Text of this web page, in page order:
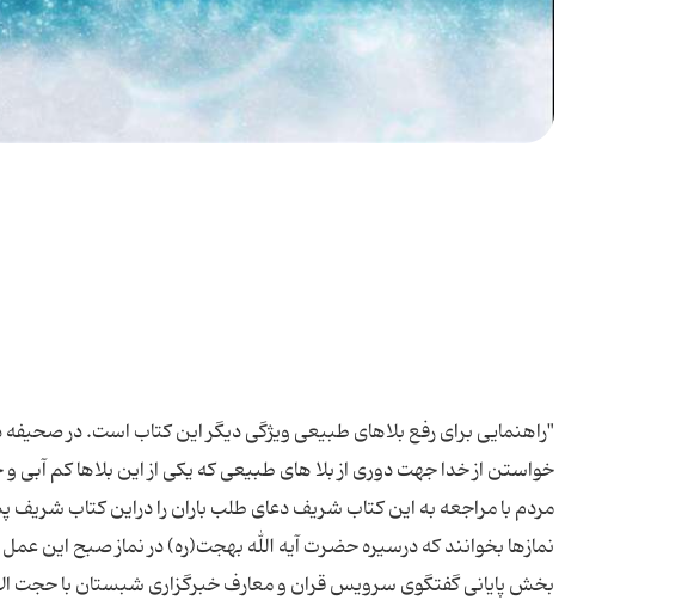
"راهنمایی برای رفع بلاهای طبیعی ویژگی دیگر این کتاب است. در
خواستن از خدا جهت دوری از بلا های طبیعی که یکی از این بلاها کم
مردم با مراجعه به این کتاب شریف دعای طلب باران را دراین کتاب شریف
نمازها بخوانند که درسیره حضرت آیه الله بهجت(ره) در نماز صبح این
بخش پایانی گفتگوی سرویس قران و معارف خبرگزاری شبستان با حجت